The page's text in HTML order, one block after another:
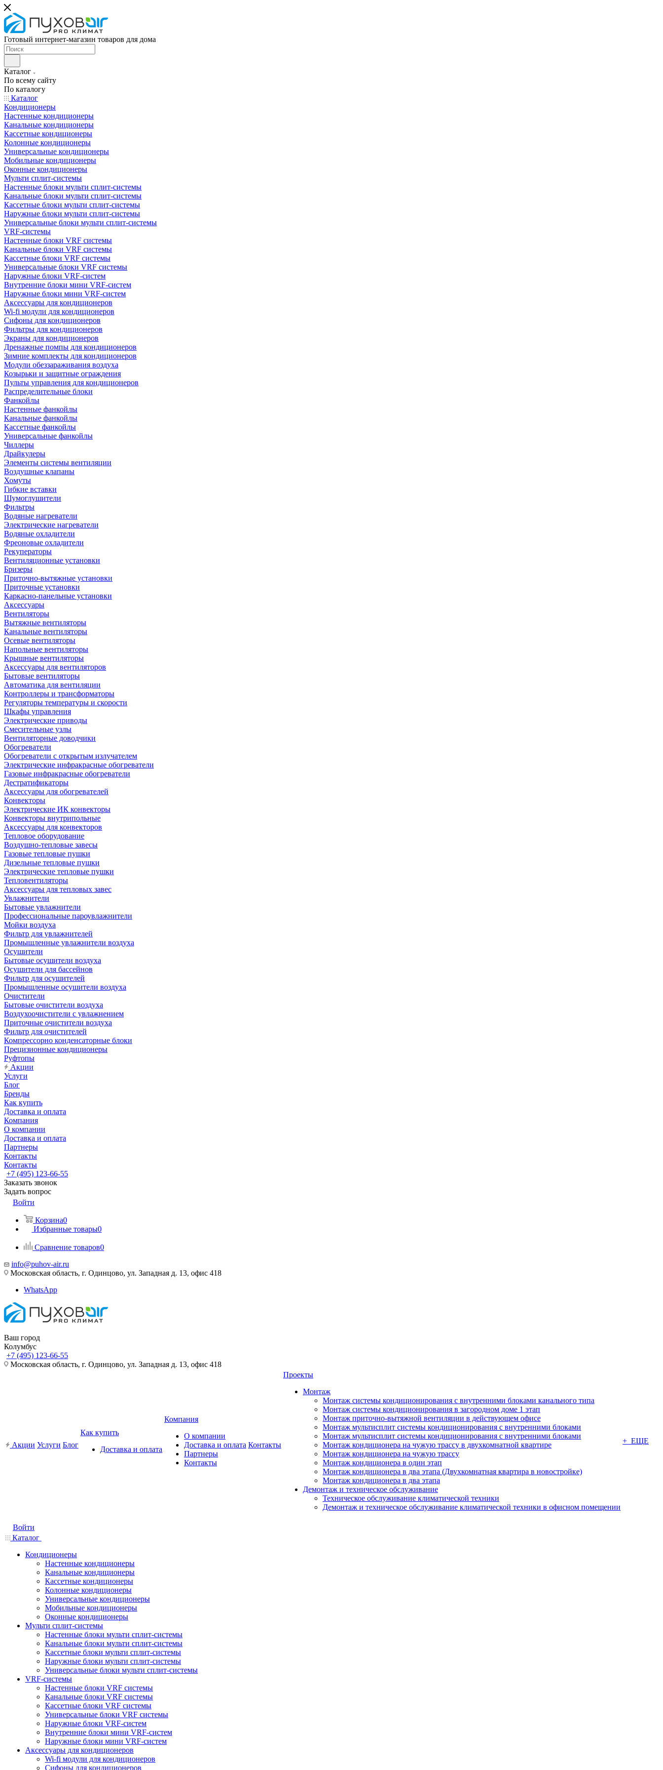
Готовый интернет-магазин товаров для дома
Каталог
По всему сайту
По каталогу
Каталог
Кондиционеры
Настенные кондиционеры
Канальные кондиционеры
Кассетные кондиционеры
Колонные кондиционеры
Универсальные кондиционеры
Мобильные кондиционеры
Оконные кондиционеры
Мульти сплит-системы
Настенные блоки мульти сплит-системы
Канальные блоки мульти сплит-системы
Кассетные блоки мульти сплит-системы
Наружные блоки мульти сплит-системы
Универсальные блоки мульти сплит-системы
VRF-системы
Настенные блоки VRF системы
Канальные блоки VRF системы
Кассетные блоки VRF системы
Универсальные блоки VRF системы
Наружные блоки VRF-систем
Внутренние блоки мини VRF-систем
Наружные блоки мини VRF-систем
Аксессуары для кондиционеров
Wi-fi модули для кондиционеров
Сифоны для кондиционеров
Фильтры для кондиционеров
Экраны для кондиционеров
Дренажные помпы для кондиционеров
Зимние комплекты для кондиционеров
Модули обеззараживания воздуха
Козырьки и защитные ограждения
Пульты управления для кондиционеров
Распределительные блоки
Фанкойлы
Настенные фанкойлы
Канальные фанкойлы
Кассетные фанкойлы
Универсальные фанкойлы
Чиллеры
Драйкулеры
Элементы системы вентиляции
Воздушные клапаны
Хомуты
Гибкие вставки
Шумоглушители
Фильтры
Водяные нагреватели
Электрические нагреватели
Водяные охладители
Фреоновые охладители
Рекуператоры
Вентиляционные установки
Бризеры
Приточно-вытяжные установки
Приточные установки
Каркасно-панельные установки
Аксессуары
Вентиляторы
Вытяжные вентиляторы
Канальные вентиляторы
Осевые вентиляторы
Напольные вентиляторы
Крышные вентиляторы
Аксессуары для вентиляторов
Бытовые вентиляторы
Автоматика для вентиляции
Контроллеры и трансформаторы
Регуляторы температуры и скорости
Шкафы управления
Электрические приводы
Смесительные узлы
Вентиляторные доводчики
Обогреватели
Обогреватели с открытым излучателем
Электрические инфракрасные обогреватели
Газовые инфракрасные обогреватели
Дестратификаторы
Аксессуары для обогревателей
Конвекторы
Электрические ИК конвекторы
Конвекторы внутрипольные
Аксессуары для конвекторов
Тепловое оборудование
Воздушно-тепловые завесы
Газовые тепловые пушки
Дизельные тепловые пушки
Электрические тепловые пушки
Тепловентиляторы
Аксессуары для тепловых завес
Увлажнители
Бытовые увлажнители
Профессиональные пароувлажнители
Мойки воздуха
Фильтр для увлажнителей
Промышленные увлажнители воздуха
Осушители
Бытовые осушители воздуха
Осушители для бассейнов
Фильтр для осушителей
Промышленные осушители воздуха
Очистители
Бытовые очистители воздуха
Воздухоочистители с увлажнением
Приточные очистители воздуха
Фильтр для очистителей
Компрессорно конденсаторные блоки
Прецизионные кондиционеры
Руфтопы
Акции
Услуги
Блог
Бренды
Как купить
Доставка и оплата
Компания
О компании
Доставка и оплата
Партнеры
Контакты
Контакты
+7 (495) 123-66-55
Заказать звонок
Задать вопрос
Войти
Корзина0
Избранные товары0
Сравнение товаров0
info@puhov-air.ru
Московская область, г. Одинцово, ул. Западная д. 13, офис 418
WhatsApp
Ваш город
Колумбус
+7 (495) 123-66-55
Московская область, г. Одинцово, ул. Западная д. 13, офис 418
Акции Услуги Блог
Как купить
Доставка и оплата
Компания
О компании
Доставка и оплата
Партнеры
Контакты
Контакты
Проекты
Монтаж
Монтаж системы кондиционирования с внутренними блоками канального типа
Монтаж системы кондиционирования в загородном доме 1 этап
Монтаж приточно-вытяжной вентиляции в действующем офисе
Монтаж мультисплит системы кондиционирования с внутренними блоками
Монтаж мультисплит системы кондиционирования с внутренними блоками
Монтаж кондиционера на чужую трассу в двухкомнатной квартире
Монтаж кондиционера на чужую трассу
Монтаж кондиционера в один этап
Монтаж кондиционера в два этапа (Двухкомнатная квартира в новостройке)
Монтаж кондиционера в два этапа
Демонтаж и техническое обслуживание
Техническое обслуживание климатической техники
Демонтаж и техническое обслуживание климатической техники в офисном помещении
+ ЕЩЕ
Войти
Каталог
Кондиционеры
Настенные кондиционеры
Канальные кондиционеры
Кассетные кондиционеры
Колонные кондиционеры
Универсальные кондиционеры
Мобильные кондиционеры
Оконные кондиционеры
Мульти сплит-системы
Настенные блоки мульти сплит-системы
Канальные блоки мульти сплит-системы
Кассетные блоки мульти сплит-системы
Наружные блоки мульти сплит-системы
Универсальные блоки мульти сплит-системы
VRF-системы
Настенные блоки VRF системы
Канальные блоки VRF системы
Кассетные блоки VRF системы
Универсальные блоки VRF системы
Наружные блоки VRF-систем
Внутренние блоки мини VRF-систем
Наружные блоки мини VRF-систем
Аксессуары для кондиционеров
Wi-fi модули для кондиционеров
Сифоны для кондиционеров